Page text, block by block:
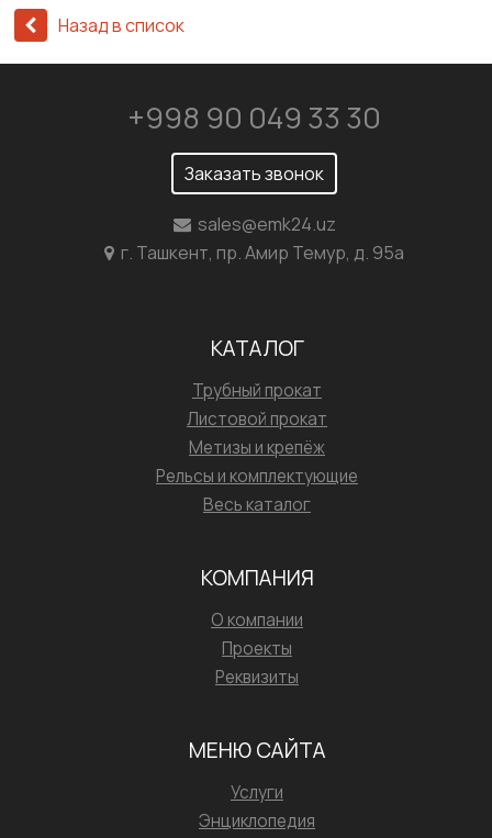
Назад в список
+998 90 049 33 30
Заказать звонок
sales@emk24.uz
г. Ташкент, пр. Амир Темур, д. 95а
КАТАЛОГ
Трубный прокат
Листовой прокат
Метизы и крепёж
Рельсы и комплектующие
Весь каталог
КОМПАНИЯ
О компании
Проекты
Реквизиты
МЕНЮ САЙТА
Услуги
Энциклопедия